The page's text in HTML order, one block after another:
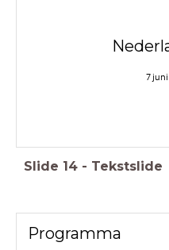
7 juni
Slide 14 - Tekstslide
Programma